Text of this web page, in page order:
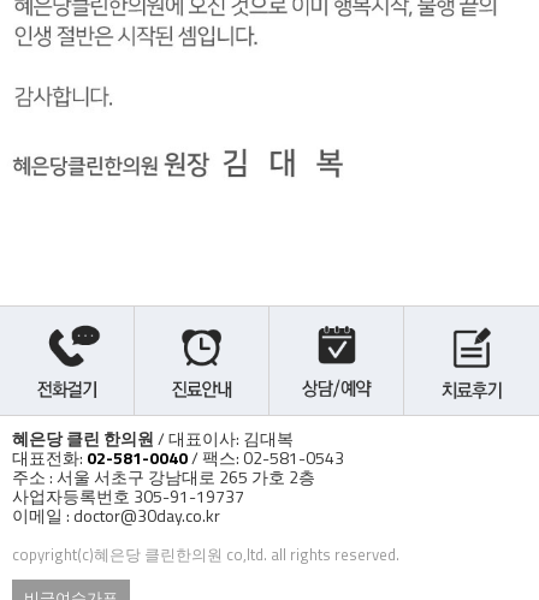
혜은당 클린 한의원/ 대표이사: 김대복
대표전화: 02-581-0040/ 팩스: 02-581-0543
주소 : 서울 서초구 강남대로 265 가호 2층
사업자등록번호 305-91-19737
이메일 : doctor@30day.co.kr
copyright(c)혜은당 클린한의원 co,ltd. all rights reserved.